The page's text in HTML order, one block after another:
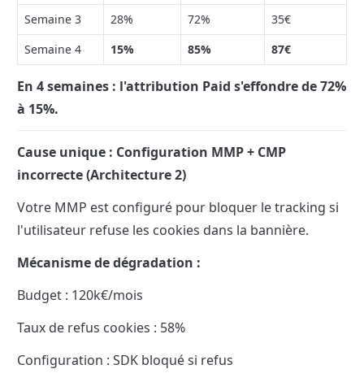
Semaine 3
28% 72%
35€
Semaine 4
15% 85% 87€
En 4 semaines : l'attribution Paid s'effondre de 72%
à 15%.
Cause unique : Configuration MMP + CMP
incorrecte (Architecture 2)
Votre MMP est configuré pour bloquer le tracking si
l'utilisateur refuse les cookies dans la bannière.
Mécanisme de dégradation :
Budget : 120k€/mois
Taux de refus cookies : 58%
Configuration : SDK bloqué si refus